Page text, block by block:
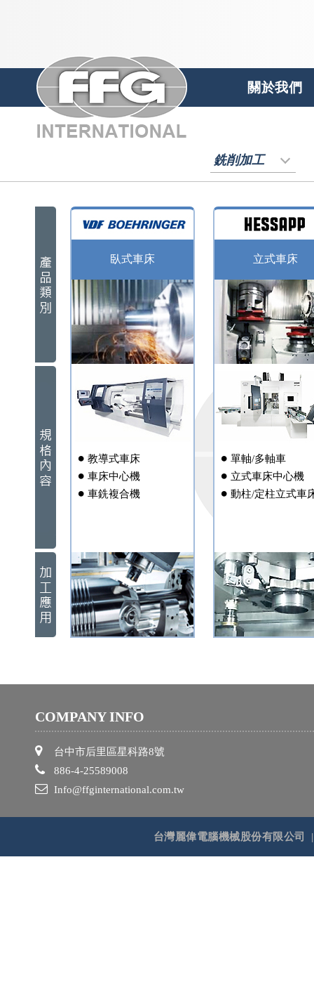
關於我們
銑削加工
臥式車床
教導式車床
車床中心機
車銑複合機
立式車床
單軸/多軸車
立式車床中心機
動柱/定柱立式車
COMPANY INFO
台中市后里區星科路8號
886-4-25589008
Info@ffginternational.com.tw
台灣麗偉電腦機械股份有限公司